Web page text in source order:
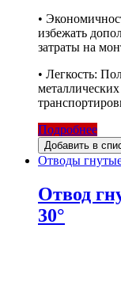
•
избежать
затраты на
• Легкость:
Подробнее
Добавить в
Отводы
Отвод
30°